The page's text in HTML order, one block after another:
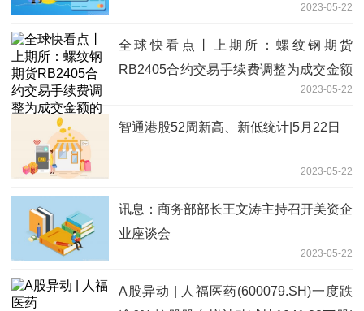
2023-05-22
全球快看点丨上期所：螺纹钢期货
RB2405合约交易手续费调整为成交金额
2023-05-22
智通港股52周新高、新低统计|5月22日
2023-05-22
讯息：商务部部长王文涛主持召开美资企
业座谈会
2023-05-22
A股异动 | 人福医药(600079.SH)一度跌